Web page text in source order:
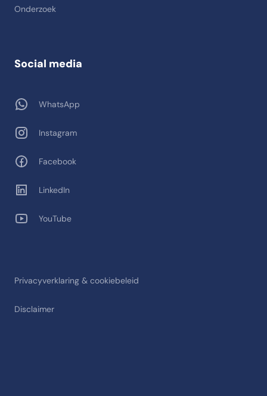
Onderzoek
Privacyverklaring & cookiebeleid
Disclaimer
Social media
WhatsApp
Instagram
Facebook
LinkedIn
YouTube